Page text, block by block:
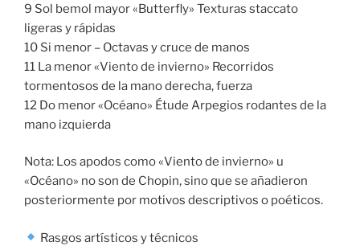
9 Sol bemol mayor «Butterfly» Texturas staccato
ligeras y rápidas
10 Si menor – Octavas y cruce de manos
11 La menor «Viento de invierno» Recorridos
tormentosos de la mano derecha, fuerza
12 Do menor «Océano» Étude Arpegios rodantes de la
mano izquierda
Nota: Los apodos como «Viento de invierno» u
«Océano» no son de Chopin, sino que se añadieron
posteriormente por motivos descriptivos o poéticos.
Rasgos artísticos y técnicos